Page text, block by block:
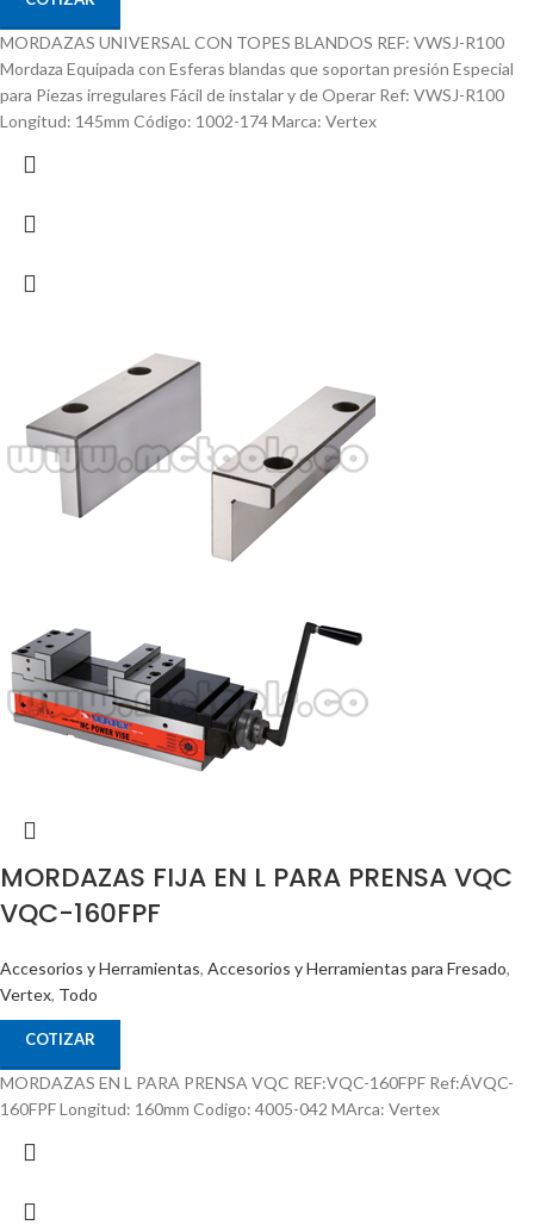
MORDAZAS UNIVERSAL CON TOPES BLANDOS REF: VWSJ-R100
Mordaza Equipada con Esferas blandas que soportan presión Especial
para Piezas irregulares Fácil de instalar y de Operar Ref: VWSJ-R100
Longitud: 145mm Código: 1002-174 Marca: Vertex
MORDAZAS FIJA EN L PARA PRENSA VQC
VQC-160FPF
Accesorios y Herramientas, Accesorios y Herramientas para Fresado,
Vertex, Todo
COTIZAR
MORDAZAS EN L PARA PRENSA VQC REF:VQC-160FPF Ref:ÁVQC-
160FPF Longitud: 160mm Codigo: 4005-042 MArca: Vertex